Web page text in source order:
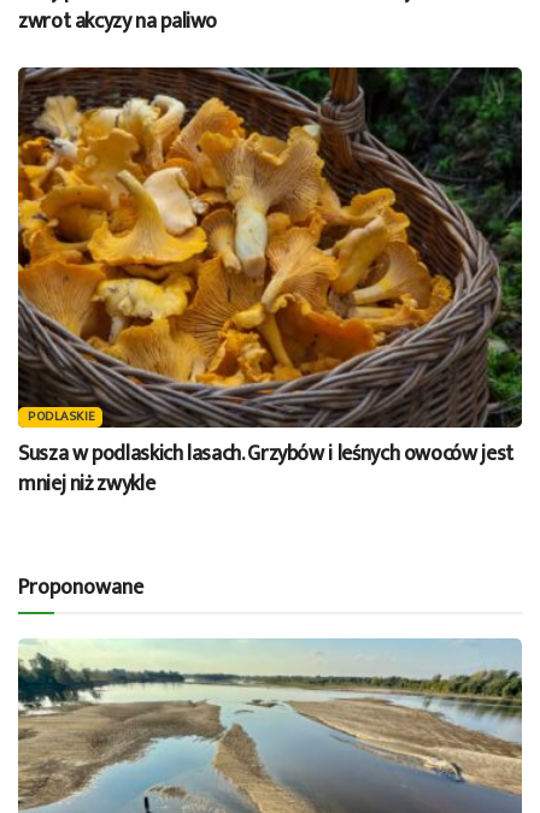
zwrot akcyzy na paliwo
PODLASKIE
Susza w podlaskich lasach. Grzybów i leśnych owoców jest
mniej niż zwykle
Proponowane